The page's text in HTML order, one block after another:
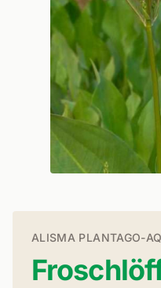
ALISMA PLANTAGO-